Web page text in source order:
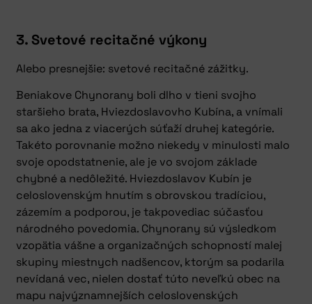
3. Svetové recitačné výkony
Alebo presnejšie: svetové recitačné zážitky.
Beniakove Chynorany boli dlho v tieni svojho
staršieho brata, Hviezdoslavovho Kubína, a vnímali
sa ako jedna z viacerých súťaží druhej kategórie.
Takéto porovnanie možno niekedy v minulosti malo
svoje opodstatnenie, ale je vo svojom základe
chybné a nedôležité. Hviezdoslavov Kubín je
celoslovenským hnutím s obrovskou tradíciou,
zázemím a podporou, je takpovediac súčasťou
národného povedomia. Chynorany sú výsledkom
vzopätia vášne a organizačných schopností malej
skupiny miestnych nadšencov, ktorým sa podarila
nevídaná vec, nielen dostať túto neveľkú obec na
mapu najvýznamnejších celoslovenských